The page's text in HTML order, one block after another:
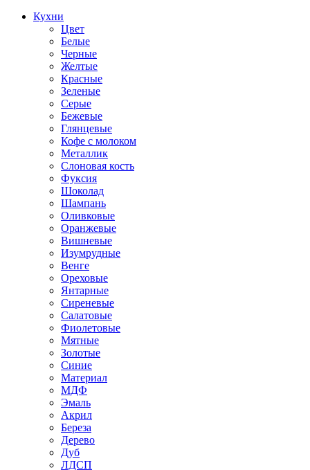
Кухни
Цвет
Белые
Черные
Желтые
Красные
Зеленые
Серые
Бежевые
Глянцевые
Кофе с молоком
Металлик
Слоновая кость
Фуксия
Шоколад
Шампань
Оливковые
Оранжевые
Вишневые
Изумрудные
Венге
Ореховые
Янтарные
Сиреневые
Салатовые
Фиолетовые
Мятные
Золотые
Синие
Материал
МДФ
Эмаль
Акрил
Береза
Дерево
Дуб
ЛДСП